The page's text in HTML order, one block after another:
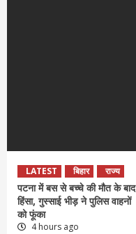
LATEST बिहार राज्य
पटना में बस से बच्चे की मौत के बाद
हिंसा, गुस्साई भीड़ ने पुलिस वाहनों
को फूंका
4 hours ago